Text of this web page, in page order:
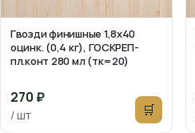
Гвозди финишные 1,8х40
оцинк. (0,4 кг), ГОСКРЕП-
пл.конт 280 мл (тк=20)
270 ₽
/ шт 🛒